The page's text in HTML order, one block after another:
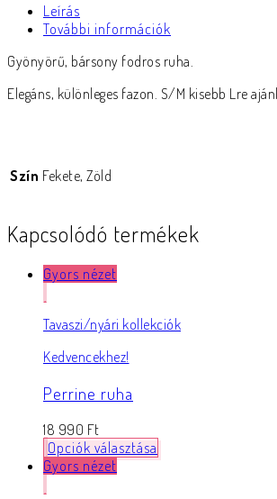
Leírás
További információk
Gyönyörű, bársony fodros ruha.
Elegáns, különleges fazon. S/M kisebb Lre
Szín Fekete, Zöld
Kapcsolódó termékek
Gyors nézet
Tavaszi/nyári kollekciók
Kedvencekhez!
Perrine ruha
18 990 Ft
Opciók választása
Gyors nézet